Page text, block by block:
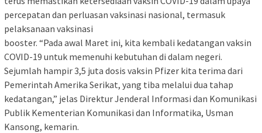
percepatan dan perluasan vaksinasi nasional, termasuk
pelaksanaan vaksinasi
booster. “Pada awal Maret ini, kita kembali kedatangan vaksin
COVID-19 untuk memenuhi kebutuhan di dalam negeri.
Sejumlah hampir 3,5 juta dosis vaksin Pfizer kita terima dari
Pemerintah Amerika Serikat, yang tiba melalui dua tahap
kedatangan,” jelas Direktur Jenderal Informasi dan Komunikasi
Publik Kementerian Komunikasi dan Informatika, Usman
Kansong, kemarin.